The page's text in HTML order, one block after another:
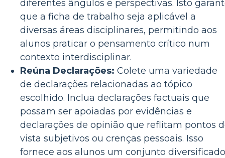
diferentes ângulos e perspectivas. Isto
que a ficha de trabalho seja aplicável a
diversas áreas disciplinares, permitindo aos
alunos praticar o pensamento crítico num
contexto interdisciplinar.
Reúna Declarações: Colete uma variedade
de declarações relacionadas ao tópico
escolhido. Inclua declarações factuais que
possam ser apoiadas por evidências e
declarações de opinião que reflitam pontos
vista subjetivos ou crenças pessoais. Isso
fornece aos alunos um conjunto diversificado